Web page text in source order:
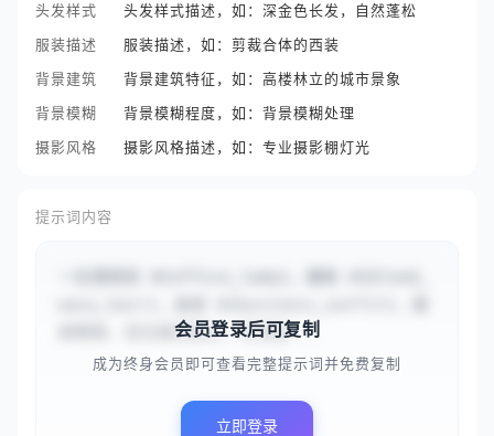
头发样式
头发样式描述，如：深金色长发，自然蓬松
服装描述
服装描述，如：剪裁合体的西装
背景建筑
背景建筑特征，如：高楼林立的城市景象
背景模糊
背景模糊程度，如：背景模糊处理
摄影风格
摄影风格描述，如：专业摄影棚灯光
提示词内容
部精致，目光直视镜头，背景是...
会员登录后可复制
成为终身会员即可查看完整提示词并免费复制
立即登录